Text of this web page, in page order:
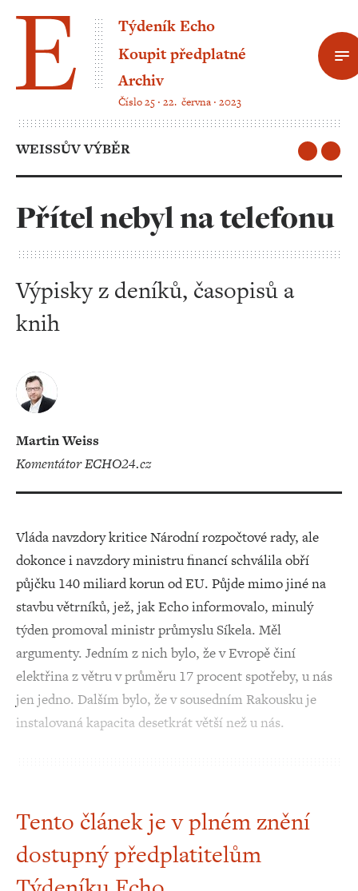
Týdeník Echo
Koupit předplatné
Archiv
Číslo 25 ‧ 22. června ‧ 2023
WEISSŮV VÝBĚR
Přítel nebyl na telefonu
Výpisky z deníků, časopisů a
knih
Martin Weiss
komentátor ECHO24.cz
Vláda navzdory kritice Národní rozpočtové rady, ale
dokonce i navzdory ministru financí schválila obří
půjčku 140 miliard korun od EU. Půjde mimo jiné na
stavbu větrníků, jež, jak Echo informovalo, minulý
týden promoval ministr průmyslu Síkela. Měl
argumenty. Jedním z nich bylo, že v Evropě činí
elektřina z větru v průměru 17 procent spotřeby, u nás
jen jedno. Dalším bylo, že v sousedním Rakousku je
instalovaná kapacita desetkrát větší než u nás.
Tento článek je v plném znění
dostupný předplatitelům